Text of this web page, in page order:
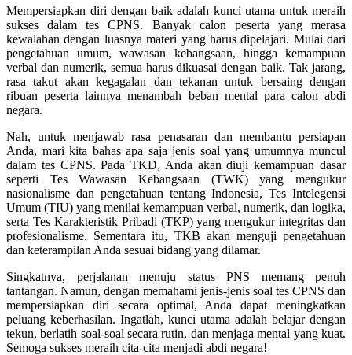
Mempersiapkan diri dengan baik adalah kunci utama untuk meraih
sukses dalam tes CPNS. Banyak calon peserta yang merasa
kewalahan dengan luasnya materi yang harus dipelajari. Mulai dari
pengetahuan umum, wawasan kebangsaan, hingga kemampuan
verbal dan numerik, semua harus dikuasai dengan baik. Tak jarang,
rasa takut akan kegagalan dan tekanan untuk bersaing dengan
ribuan peserta lainnya menambah beban mental para calon abdi
negara.
Nah, untuk menjawab rasa penasaran dan membantu persiapan
Anda, mari kita bahas apa saja jenis soal yang umumnya muncul
dalam tes CPNS. Pada TKD, Anda akan diuji kemampuan dasar
seperti Tes Wawasan Kebangsaan (TWK) yang mengukur
nasionalisme dan pengetahuan tentang Indonesia, Tes Intelegensi
Umum (TIU) yang menilai kemampuan verbal, numerik, dan logika,
serta Tes Karakteristik Pribadi (TKP) yang mengukur integritas dan
profesionalisme. Sementara itu, TKB akan menguji pengetahuan
dan keterampilan Anda sesuai bidang yang dilamar.
Singkatnya, perjalanan menuju status PNS memang penuh
tantangan. Namun, dengan memahami jenis-jenis soal tes CPNS dan
mempersiapkan diri secara optimal, Anda dapat meningkatkan
peluang keberhasilan. Ingatlah, kunci utama adalah belajar dengan
tekun, berlatih soal-soal secara rutin, dan menjaga mental yang kuat.
Semoga sukses meraih cita-cita menjadi abdi negara!